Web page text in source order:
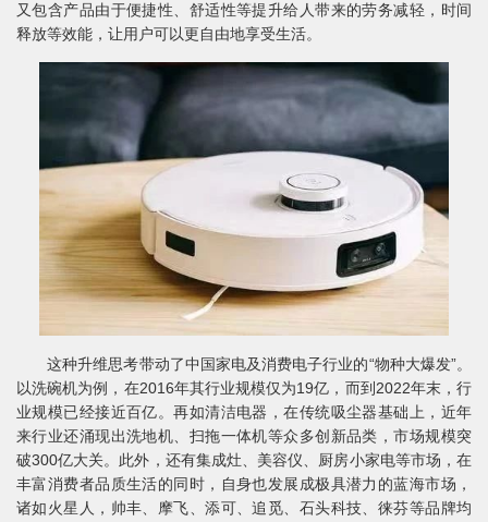
又包含产品由于便捷性、舒适性等提升给人带来的劳务减轻，时间
释放等效能，让用户可以更自由地享受生活。
这种升维思考带动了中国家电及消费电子行业的“物种大爆发”。
以洗碗机为例，在2016年其行业规模仅为19亿，而到2022年末，行
业规模已经接近百亿。再如清洁电器，在传统吸尘器基础上，近年
来行业还涌现出洗地机、扫拖一体机等众多创新品类，市场规模突
破300亿大关。此外，还有集成灶、美容仪、厨房小家电等市场，在
丰富消费者品质生活的同时，自身也发展成极具潜力的蓝海市场，
诸如火星人，帅丰、摩飞、添可、追觅、石头科技、徕芬等品牌均